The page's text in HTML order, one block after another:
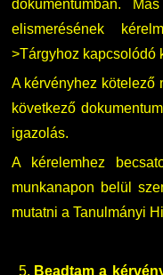
dokumentumban.
elismerésének
>Tárgyhoz kapcsolódó
A kérvényhez kötelező
következő
igazolás.
A kérelemhez
munkanapon belül
mutatni a Tanulmányi
Beadtam a